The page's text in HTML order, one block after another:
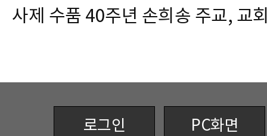
사제 수품 40주년 손희송 주교, 교
로그인 PC화면